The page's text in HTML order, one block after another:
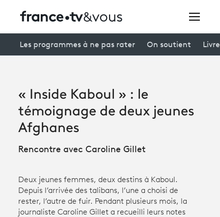
À la une
Participer et assister à une émission
Productions et innovation
Programme tv
Les programmes à ne pas rater On soutient
« Inside Kaboul » : le
témoignage de deux jeunes
Afghanes
Rencontre avec Caroline Gillet
Deux jeunes femmes, deux destins à Kaboul.
Depuis l’arrivée des talibans, l’une a choisi de
rester, l’autre de fuir. Pendant plusieurs mois, la
journaliste Caroline Gillet a recueilli leurs notes